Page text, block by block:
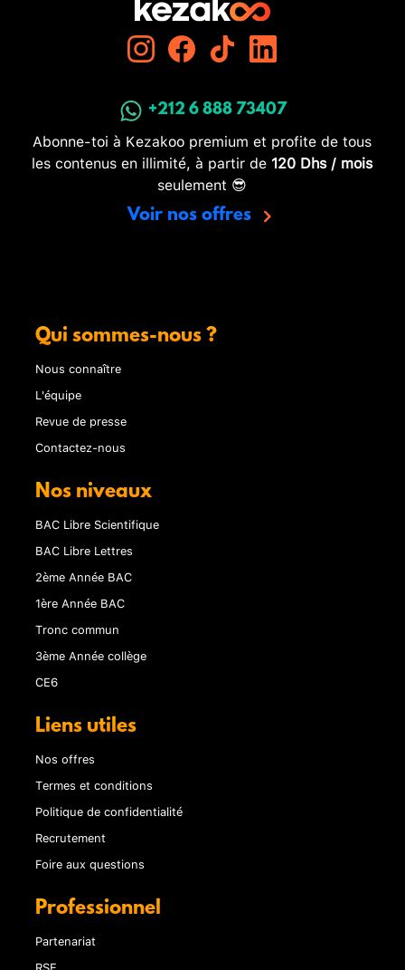
+212 6 888 73407
Abonne-toi à Kezakoo premium et profite de tous
les contenus en illimité, à partir de 120 Dhs / mois
seulement 😎
Voir nos offres
Qui sommes-nous ?
Nous connaître
L'équipe
Revue de presse
Contactez-nous
Nos niveaux
BAC Libre Scientifique
BAC Libre Lettres
2ème Année BAC
1ère Année BAC
Tronc commun
3ème Année collège
CE6
Liens utiles
Nos offres
Termes et conditions
Politique de confidentialité
Recrutement
Foire aux questions
Professionnel
Partenariat